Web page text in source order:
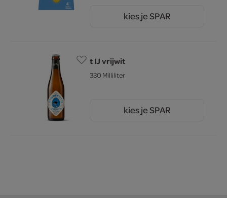
kies je SPAR
t IJ vrijwit
330 Milliliter
kies je SPAR